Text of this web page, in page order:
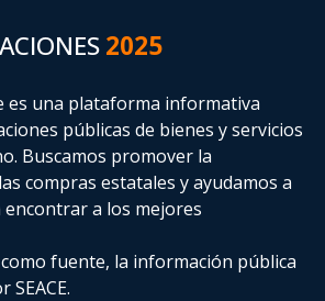
2025
es una plataforma informativa
públicas de bienes y servicios
Buscamos promover la
compras estatalesy ayudamos a
a los mejores
fuente, la información pública